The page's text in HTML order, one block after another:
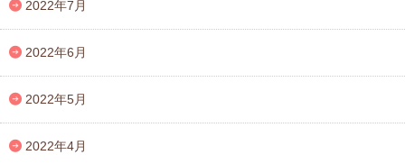
2022年7月
2022年6月
2022年5月
2022年4月